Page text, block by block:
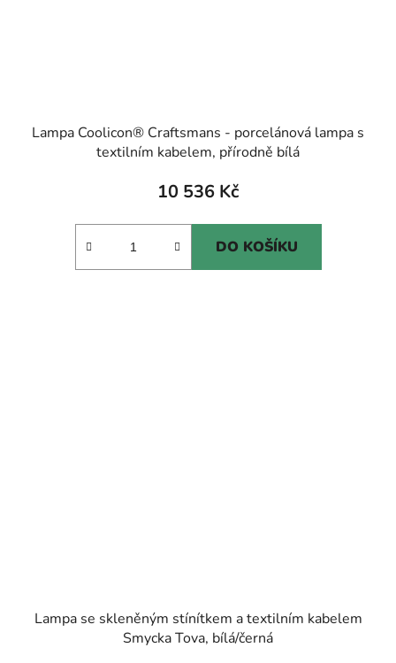
Lampa Coolicon® Craftsmans - porcelánová lampa s
textilním kabelem, přírodně bílá
10 536 Kč
DO KOŠÍKU
Lampa se skleněným stínítkem a textilním kabelem
Smycka Tova, bílá/černá